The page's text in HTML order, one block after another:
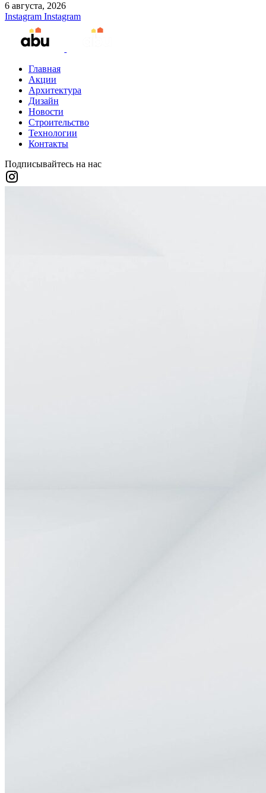
6 августа, 2026
Instagram Instagram
Главная
Акции
Архитектура
Дизайн
Новости
Строительство
Технологии
Контакты
Подписывайтесь на нас